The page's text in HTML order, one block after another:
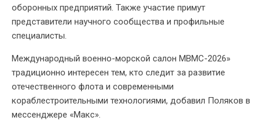
оборонных предприятий. Также участие примут
представители научного сообщества и профильные
специалисты.
Международный военно-морской салон МВМС-2026»
традиционно интересен тем, кто следит за развитие
отечественного флота и современными
кораблестроительными технологиями, добавил Поляков в
мессенджере «Макс».